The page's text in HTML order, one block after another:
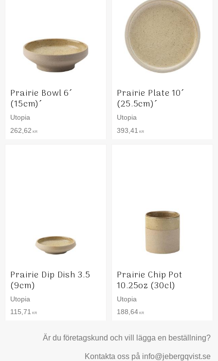
Prairie Bowl 6´
(15cm)´
Utopia
262,62 KR
Prairie Plate 10´
(25.5cm)´
Utopia
393,41
KR
Prairie Dip Dish 3.5
(9cm)
Utopia
115,71 KR
Prairie Chip Pot
10.25oz (30cl)
Utopia
188,64 KR
Är du företagskund och vill lägga en beställning?
Kontakta oss på info@jebergqvist.se